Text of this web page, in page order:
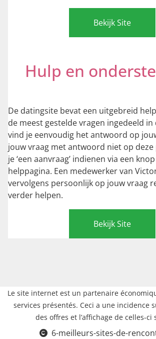
Bekijk Site
Hulp en
De datingsite bevat een uitgebreid
de meest gestelde vragen ingedeeld in
vind je eenvoudig het antwoord op
jouw vraag met antwoord niet op deze
je ‘een aanvraag’ indienen via een
helppagina. Een medewerker van
vervolgens persoonlijk op jouw vraag
verder helpen.
Bekijk Site
Le site internet est un partenaire
services présentés. Ceci a une incidence
des offres et l’affichage de celles-ci
6-meilleurs-sites-de-